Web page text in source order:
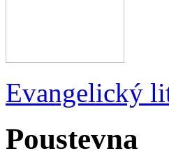
Evangelický
Poustevna